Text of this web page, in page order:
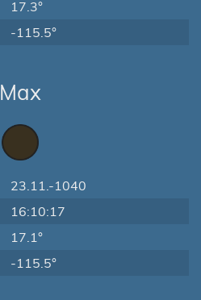
17.3°
-115.5°
Max
23.11.-1040
16:10:17
17.1°
-115.5°